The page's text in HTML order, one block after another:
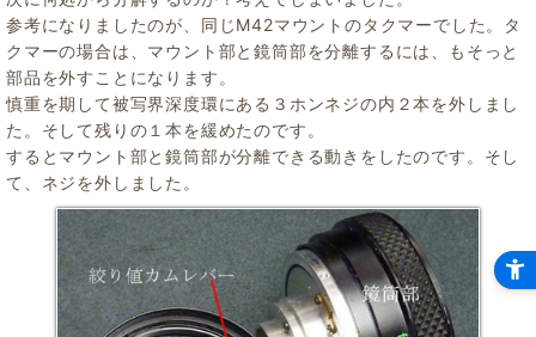
参考になりましたのが、同じM42マウントのタクマーでした。タ
クマーの場合は、マウント部と鏡筒部を分離するには、もそっと
部品を外すことになります。
慎重を期して被写界深度環にある３ホンネジの内２本を外しまし
た。そして残りの１本を緩めたのです。
するとマウント部と鏡筒部が分離できる動きをしたのです。そし
て、ネジを外しました。